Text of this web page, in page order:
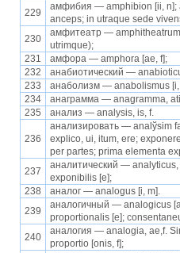
229
амфибия — amphibion [ii, n];
anceps; in utraque sede
230
амфитеатр — amphitheatrum
utrimque);
231
амфора — amphora [ae, f];
232
анабиотический —
233
анаболизм — anabolismus [i,
234
анаграмма — anagramma,
235
анализ — analysis, is, f.
236
анализировать — analўsim
eхplico, ui, itum, ere;
per partes; prima elementa
237
аналитический —
exponibilis [e];
238
аналог — analogus [i, m].
239
аналогичный — analogicus
proportionalis [e];
240
аналогия — analogia, ae,f.
proportio [onis, f];